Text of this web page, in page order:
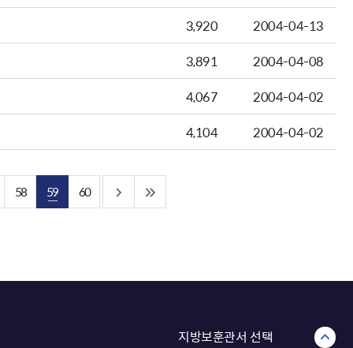
3,920
2004-04-13
3,891
2004-04-08
4,067
2004-04-02
4,104
2004-04-02
58 59 60
지방보훈관서 선택